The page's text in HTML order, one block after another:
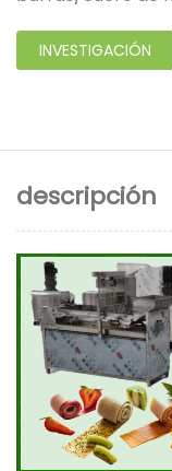
INVESTIGACIÓN
descripción